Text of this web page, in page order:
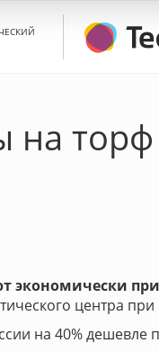
на
экономически
центра
на 40% дешевле